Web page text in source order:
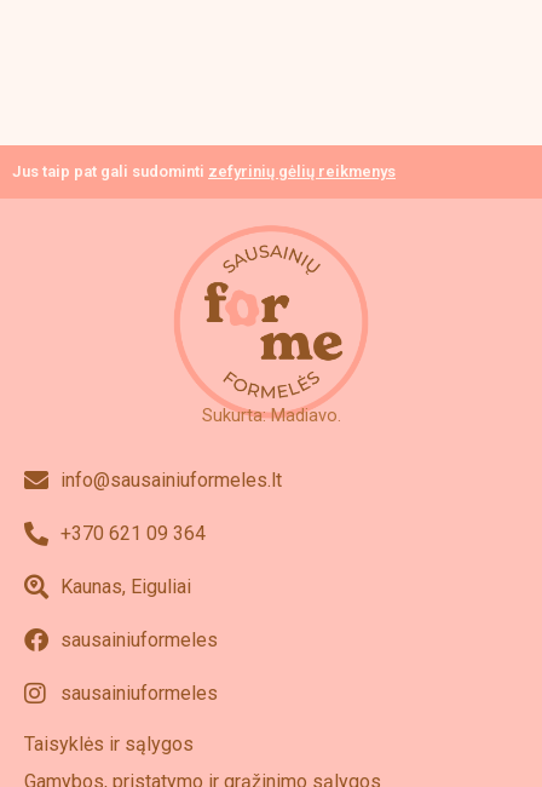
page
Jus taip pat gali sudominti zefyrinių gėlių reikmenys
Sukurta: Madiavo.
info@sausainiuformeles.lt
+370 621 09 364
Kaunas, Eiguliai
sausainiuformeles
sausainiuformeles
Taisyklės ir sąlygos
Gamybos, pristatymo ir grąžinimo sąlygos